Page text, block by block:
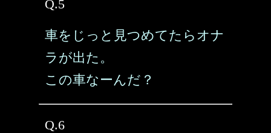
Q.5
車をじっと見つめてたらオナ
ラが出た。
この車なーんだ？
Q.6